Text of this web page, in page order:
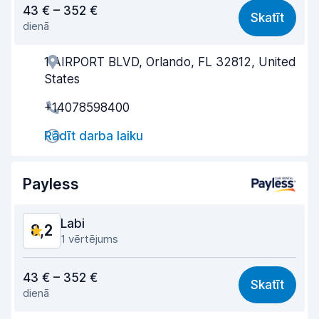
Viegli atrast 8,7
Aģentu atbalsts 8,2
Automašīnas stāvoklis 8,9
43 € – 352 €
dienā
Skatīt
1 AIRPORT BLVD, Orlando, FL 32812, United
States
+14078598400
Rādīt darba laiku
Payless
8,2 Labi
1 vērtējums
8,2
Viegli atrast 8,2
43 € – 352 €
dienā
Skatīt